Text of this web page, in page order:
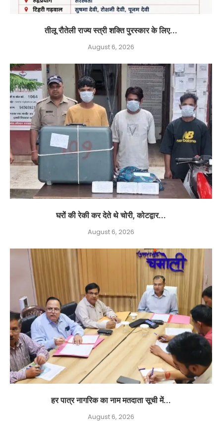
तीलू रौतेली राज्य स्त्री शक्ति पुरस्कार के लिए...
August 6, 2026
घरों की रेकी कर देते थे चोरी, कोटद्वार...
August 6, 2026
हर पात्र नागरिक का नाम मतदाता सूची में...
August 6, 2026